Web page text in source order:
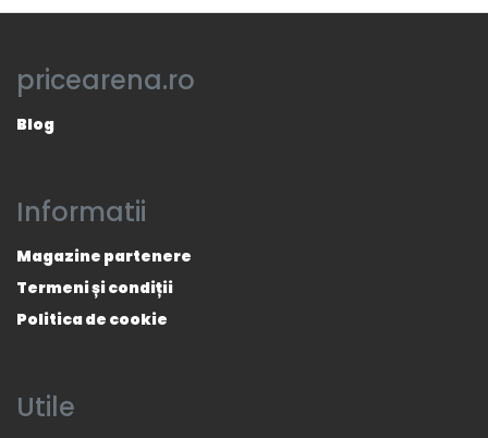
pricearena.ro
Blog
Informatii
Magazine partenere
Termeni și condiții
Politica de cookie
Utile